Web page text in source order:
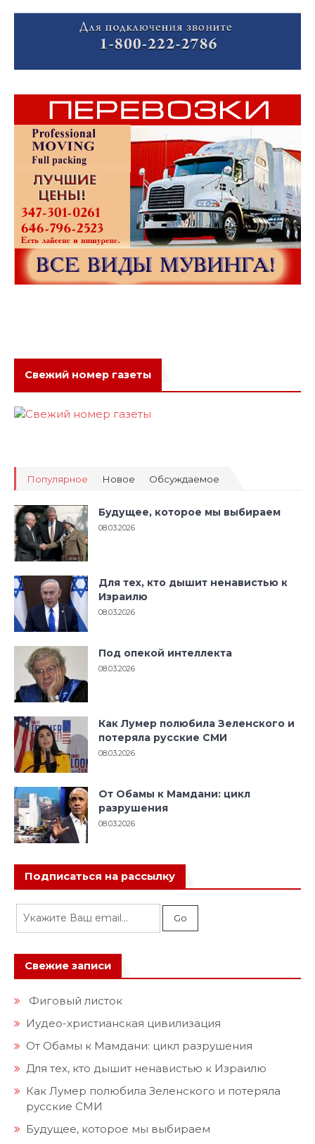
Свежий номер газеты
Популярное Новое Обсуждаемое
Будущее, которое мы выбираем
08.03.2026
Для тех, кто дышит ненавистью к
Израилю
08.03.2026
Под опекой интеллекта
08.03.2026
Как Лумер полюбила Зеленского и
потеряла русские СМИ
08.03.2026
От Обамы к Мамдани: цикл
разрушения
08.03.2026
Подписаться на рассылку
Свежие записи
Фиговый листок
Иудео-христианская цивилизация
От Обамы к Мамдани: цикл разрушения
Для тех, кто дышит ненавистью к Израилю
Как Лумер полюбила Зеленского и потеряла
русские СМИ
Будущее, которое мы выбираем